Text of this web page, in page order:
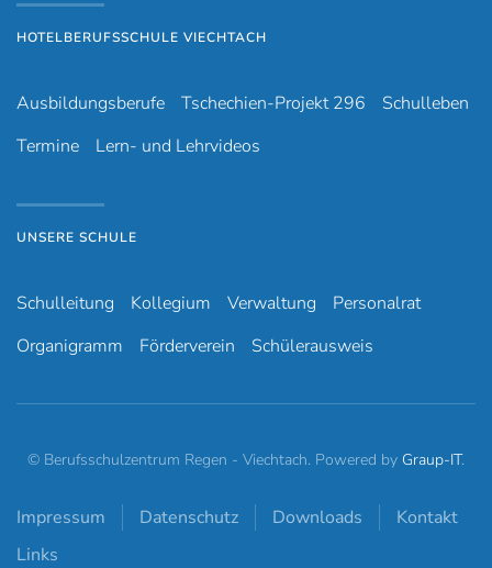
HOTELBERUFSSCHULE VIECHTACH
Ausbildungsberufe Tschechien-Projekt 296
Schulleben
Termine
Lern- und Lehrvideos
UNSERE SCHULE
Schulleitung Kollegium Verwaltung
Personalrat
Organigramm
Förderverein Schülerausweis
© Berufsschulzentrum Regen - Viechtach. Powered by Graup-IT.
Impressum Datenschutz Downloads
Kontakt
Links